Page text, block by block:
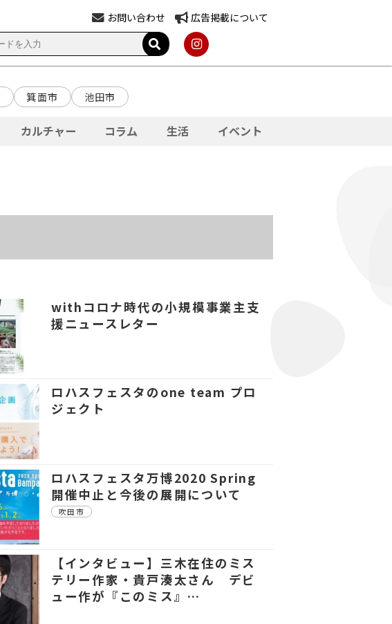
お問い合わせ 広告掲載について
箕面市 池田市
カルチャー コラム 生活 イベント
withコロナ時代の小規模事業主支
援ニュースレター
ロハスフェスタのone team プロ
ジェクト
ロハスフェスタ万博2020 Spring
開催中止と今後の展開について
吹田市
【インタビュー】三木在住のミス
テリー作家・貴戸湊太さん デビ
ュー作が『このミス』…